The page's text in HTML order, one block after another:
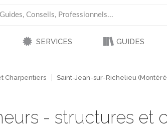
SERVICES GUIDES
Charpentiers Saint-Jean-sur-Richelieu
- structures et